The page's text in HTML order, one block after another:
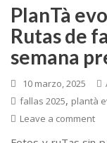
PlanTà
Rutas de
semana
10 marzo, 2025
fallas 2025, plantà
Leave a comment